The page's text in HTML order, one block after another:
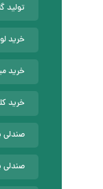
تولید
خرید
خرید
خرید
صندلی
صندلی